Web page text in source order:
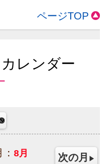
ページTOP
レンダー
8月 次の月